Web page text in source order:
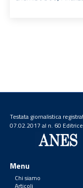
Testata giornalistica
07.02.2017 al n. 60
Menu
Chi siamo
Articoli